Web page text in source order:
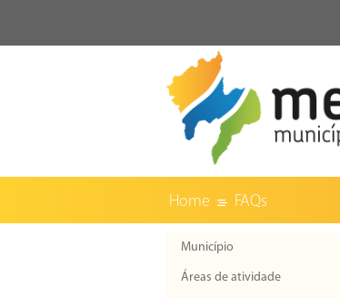
Home FAQs
Município
Áreas de atividade